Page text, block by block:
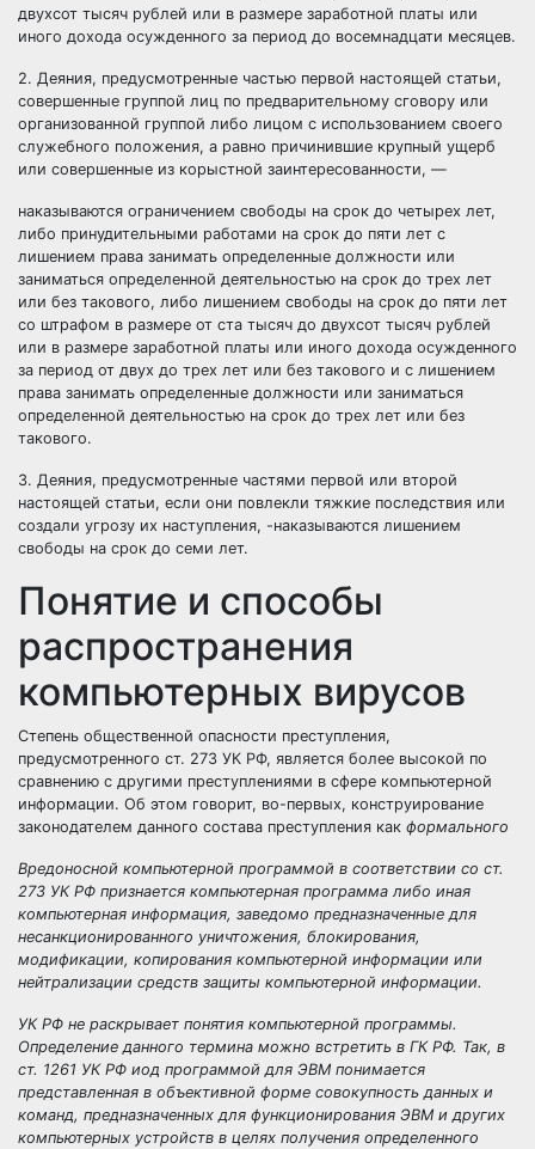
двухсот тысяч рублей или в размере заработной платы или
иного дохода осужденного за период до восемнадцати месяцев.
2. Деяния, предусмотренные частью первой настоящей статьи,
совершенные группой лиц по предварительному сговору или
организованной группой либо лицом с использованием своего
служебного положения, а равно причинившие крупный ущерб
или совершенные из корыстной заинтересованности, —
наказываются ограничением свободы на срок до четырех лет,
либо принудительными работами на срок до пяти лет с
лишением права занимать определенные должности или
заниматься определенной деятельностью на срок до трех лет
или без такового, либо лишением свободы на срок до пяти лет
со штрафом в размере от ста тысяч до двухсот тысяч рублей
или в размере заработной платы или иного дохода осужденного
за период от двух до трех лет или без такового и с лишением
права занимать определенные должности или заниматься
определенной деятельностью на срок до трех лет или без
такового.
3. Деяния, предусмотренные частями первой или второй
настоящей статьи, если они повлекли тяжкие последствия или
создали угрозу их наступления, -наказываются лишением
свободы на срок до семи лет.
Понятие и способы
распространения
компьютерных вирусов
Степень общественной опасности преступления,
предусмотренного ст. 273 УК РФ, является более высокой по
сравнению с другими преступлениями в сфере компьютерной
информации. Об этом говорит, во-первых, конструирование
законодателем данного состава преступления как формального
Вредоносной компьютерной программой в соответствии со ст.
273 УК РФ признается компьютерная программа либо иная
компьютерная информация, заведомо предназначенные для
несанкционированного уничтожения, блокирования,
модификации, копирования компьютерной информации или
нейтрализации средств защиты компьютерной информации.
УК РФ не раскрывает понятия компьютерной программы.
Определение данного термина можно встретить в ГК РФ. Так, в
ст. 1261 УК РФ иод программой для ЭВМ понимается
представленная в объективной форме совокупность данных и
команд, предназначенных для функционирования ЭВМ и других
компьютерных устройств в целях получения определенного